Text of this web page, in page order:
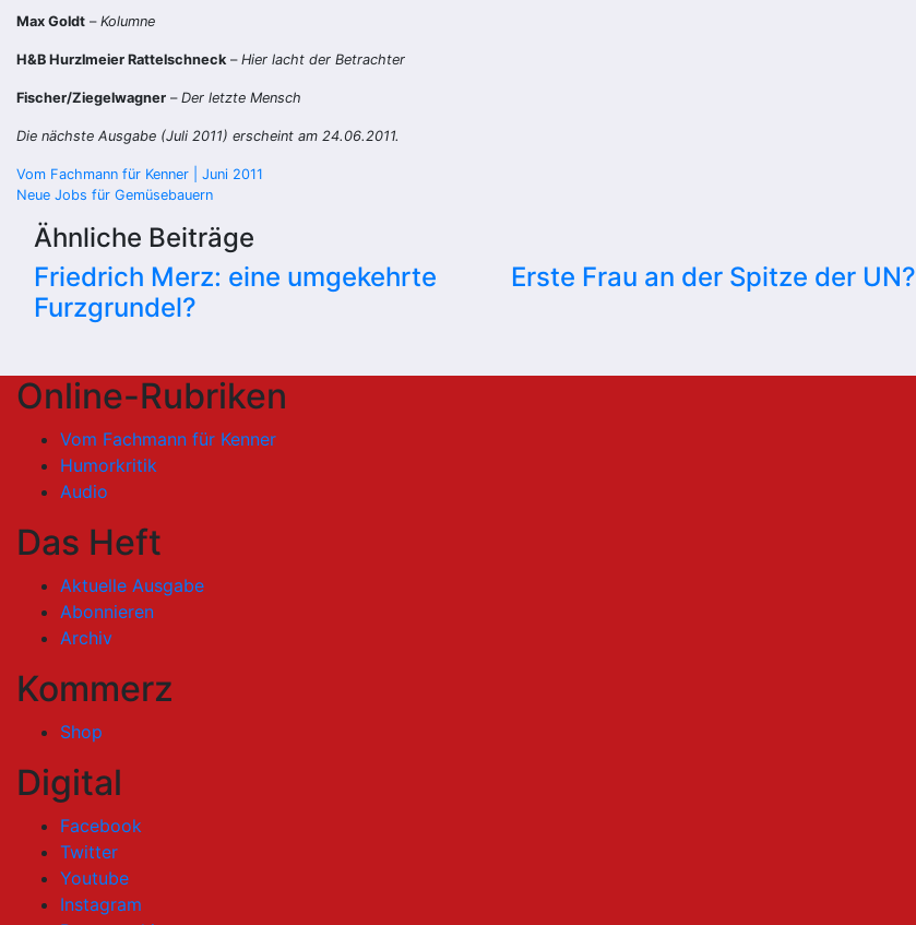
Max Goldt – Kolumne
H&B Hurzlmeier Rattelschneck– Hier lacht der Betrachter
Fischer/Ziegelwagner – Der letzte Mensch
Die nächste Ausgabe (Juli 2011) erscheint am 24.06.2011.
Beitragsnavigation
Vom Fachmann für Kenner | Juni 2011
Neue Jobs für Gemüsebauern
Ähnliche Beiträge
Friedrich Merz: eine umgekehrte
Furzgrundel?
Erste Frau an der Spitze der UN?
Online-Rubriken
Vom Fachmann für Kenner
Humorkritik
Audio
Das Heft
Aktuelle Ausgabe
Abonnieren
Archiv
Kommerz
Shop
Digital
Facebook
Twitter
Youtube
Instagram